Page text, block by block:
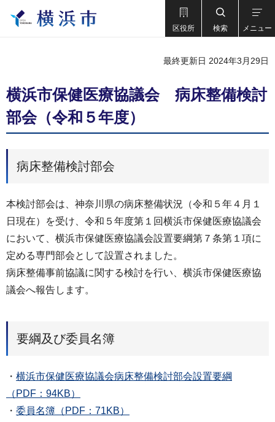
区役所 検索 メニュー
最終更新日 2024年3月29日
横浜市保健医療協議会 病床整備検討
部会（令和５年度）
病床整備検討部会
本検討部会は、神奈川県の病床整備状況（令和５年４月１
日現在）を受け、令和５年度第１回横浜市保健医療協議会
において、横浜市保健医療協議会設置要綱第７条第１項に
定める専門部会として設置されました。
病床整備事前協議に関する検討を行い、横浜市保健医療協
議会へ報告します。
要綱及び委員名簿
・ 横浜市保健医療協議会病床整備検討部会設置要綱
（PDF：94KB）
・ 委員名簿（PDF：71KB）